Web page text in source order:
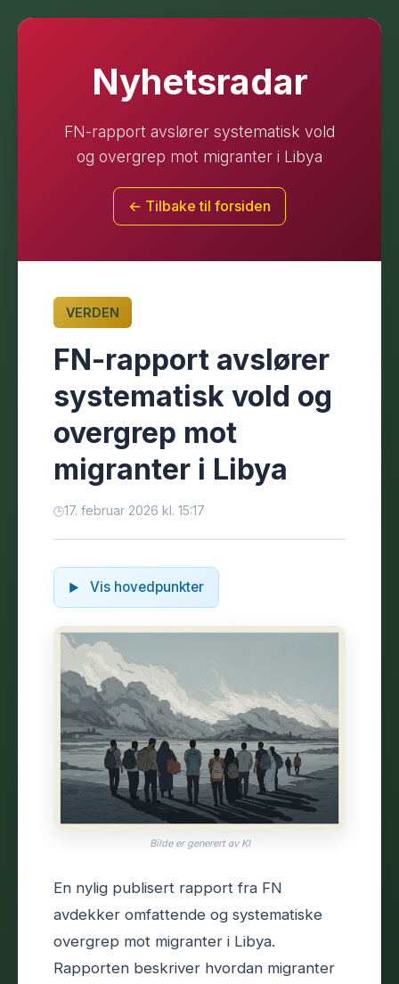
Nyhetsradar
FN-rapport avslører systematisk vold
og overgrep mot migranter i Libya
← Tilbake til forsiden
VERDEN
FN-rapport avslører
systematisk vold og
overgrep mot
migranter i Libya
17. februar 2026 kl. 15:17
Vis hovedpunkter
Bilde er generert av KI
En nylig publisert rapport fra FN
avdekker omfattende og systematiske
overgrep mot migranter i Libya.
Rapporten beskriver hvordan migranter